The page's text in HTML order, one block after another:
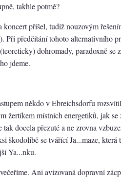
takhle potmě?
koncert přišel, tudíž nouzovým
Při předčítání tohoto alternativního
dohromady, paradoxně se
jdeme.
někdo v Ebreichsdorfu
žertíkem místních energetiků, jak
docela přezuté a ne zrovna
škodolibě se tvářící Ja...maze, která
Ya...nku.
Ani avizovaná dopravní